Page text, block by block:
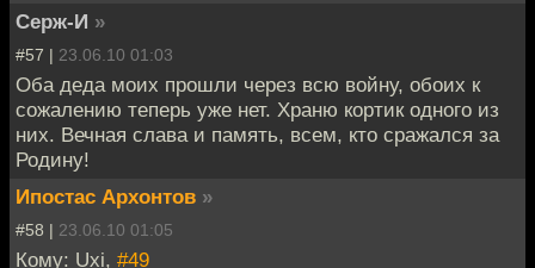
Серж-И »
#57 | 23.06.10 01:03
Оба деда моих прошли через всю войну, обоих к
сожалению теперь уже нет. Храню кортик одного из
них. Вечная слава и память, всем, кто сражался за
Родину!
Ипостас Архонтов »
#58 | 23.06.10 01:05
Кому: Uxi, #49